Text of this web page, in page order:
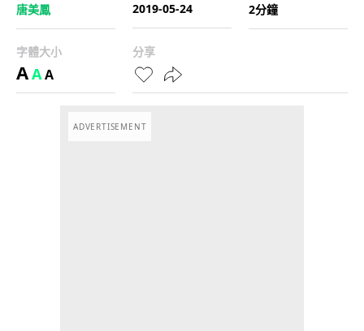
唐美鳳
2019-05-24
2分鐘
字體大小
AAA
分享
ADVERTISEMENT